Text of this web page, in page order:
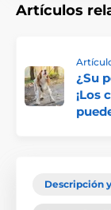
Artículos
¿Su
¡Los
Descripción